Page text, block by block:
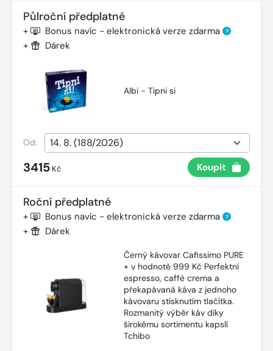
Půlroční předplatné
+ Bonus navíc - elektronická verze zdarma ?
+ Dárek
Albi - Tipni si
Od:
3415 Kč Koupit
Roční předplatné
+ Bonus navíc - elektronická verze zdarma ?
+ Dárek
Černý kávovar Cafissimo PURE
+ v hodnotě 999 Kč Perfektní
espresso, caffè crema a
překapávaná káva z jednoho
kávovaru stisknutím tlačítka.
Rozmanitý výběr káv díky
širokému sortimentu kapslí
Tchibo